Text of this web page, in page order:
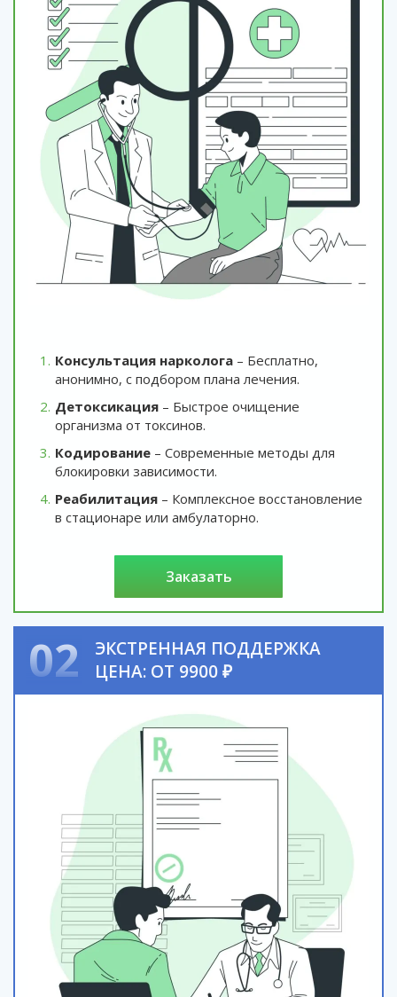
Консультация нарколога – Бесплатно,
анонимно, с подбором плана лечения.
Детоксикация – Быстрое очищение
организма от токсинов.
Кодирование – Современные методы для
блокировки зависимости.
Реабилитация – Комплексное восстановление
в стационаре или амбулаторно.
заказать
02
ЭКСТРЕННАЯ ПОДДЕРЖКА
ЦЕНА: ОТ 9900 ₽